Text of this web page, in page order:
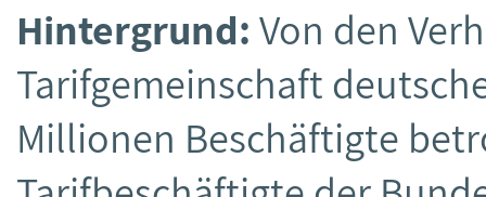
Hintergrund: Von den
Tarifgemeinschaft
Millionen Beschäftigte